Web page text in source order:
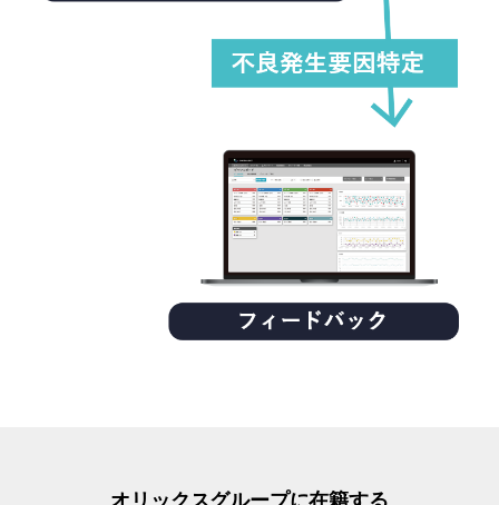
オリックスグループに在籍する